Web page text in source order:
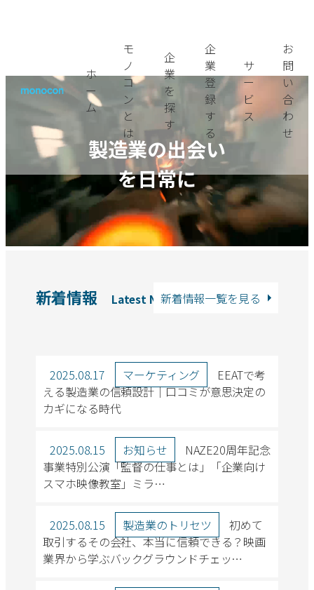
ホ
ー
ム
モ
ノ
コ
ン
と
は
企
業
を
探
す
企
業
登
録
す
る
サ
ー
ビ
ス
お
問
い
合
わ
せ
製造業の出会い
を日常に
新着情報 Latest News新着情報一覧を見る
2025.08.17 マーケティング
EEATで考
える製造業の信頼設計｜口コミが意思決定の
カギになる時代
2025.08.15 お知らせ
NAZE20周年記念
事業特別公演「監督の仕事とは」「企業向け
スマホ映像教室」ミラ…
2025.08.15 製造業のトリセツ
初めて
取引するその会社、本当に信頼できる？映画
業界から学ぶバックグラウンドチェッ…